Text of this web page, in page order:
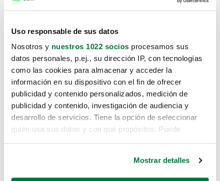
Uso responsable de sus datos
Nosotros y nuestros 1022 socios procesamos sus
datos personales, p.ej., su dirección IP, con tecnologías
como las cookies para almacenar y acceder la
información en su dispositivo con el fin de ofrecer
publicidad y contenido personalizados, medición de
publicidad y contenido, investigación de audiencia y
desarrollo de servicios. Tiene la opción de seleccionar
quién usa sus datos y con qué propósitos. Puede
Mostrar detalles
Lo sentimos, no sabemos como
te hemos traido hasta aquí.
Pero puedes encontrar el coche que estás
buscando en alguno de estos enlaces: